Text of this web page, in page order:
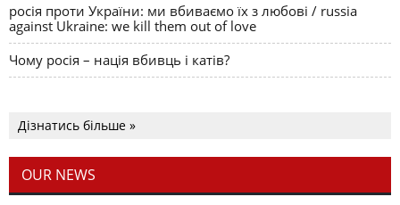
росія проти України: ми вбиваємо їх з любові / russia
against Ukraine: we kill them out of love
Чому росія – нація вбивць і катів?
Дізнатись більше »
OUR NEWS